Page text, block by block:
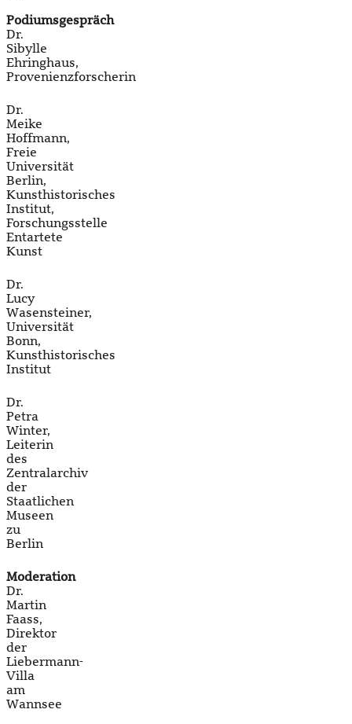
Podiumsgespräch
Dr.
Sibylle
Ehringhaus,
Provenienzforscherin
Dr.
Meike
Hoffmann,
Freie
Universität
Berlin,
Kunsthistorisches
Institut,
Forschungsstelle
Entartete
Kunst
Dr.
Lucy
Wasensteiner,
Universität
Bonn,
Kunsthistorisches
Institut
Dr.
Petra
Winter,
Leiterin
des
Zentralarchiv
der
Staatlichen
Museen
zu
Berlin
Moderation
Dr.
Martin
Faass,
Direktor
der
Liebermann-
Villa
am
Wannsee